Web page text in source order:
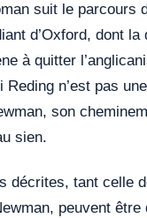
suit le parcours
d’Oxford, dont la
à quitter
n’est pas
son
sien.
décrites, tant celle
peuvent être